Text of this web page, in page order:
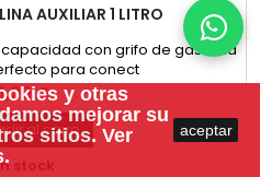
AUXILIAR 1 LITRO
capacidad con grifo de gasolina
para conect
€
al carro
stock
y otras
mejorar su
sitios. Ver
aceptar